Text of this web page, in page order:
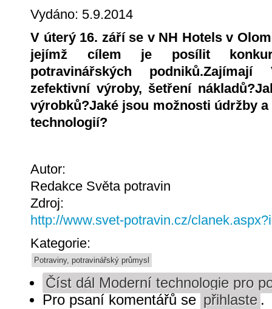
Vydáno: 5.9.2014
V úterý 16. září se v NH Hotels v
jejímž cílem je posílit
potravinářských podniků.Zajímají
zefektivní výroby, šetření nákladů?
výrobků?Jaké jsou možnosti údržby
technologií?
Autor:
Redakce Světa potravin
Zdroj:
http://www.svet-potravin.cz/
Kategorie:
Potraviny, potravinářský průmysl
Číst dál Moderní technologie pro
Pro psaní komentářů se přihlaste .